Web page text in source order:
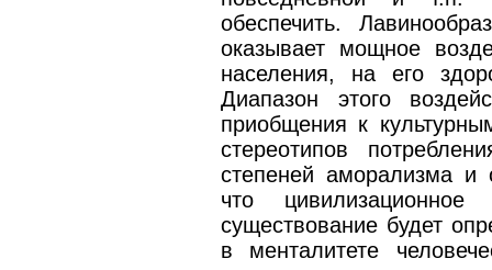
обеспечить.
оказывает мощное
населения, на его
Диапазон этого
приобщения к
стереотипов
степеней аморализма и
что
существование будет
в менталитете